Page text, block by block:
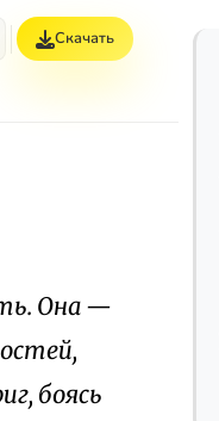
Скачать
Она —
боясь